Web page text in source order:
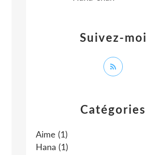
Catégories
Aime (1)
Hana (1)
Suivez-moi